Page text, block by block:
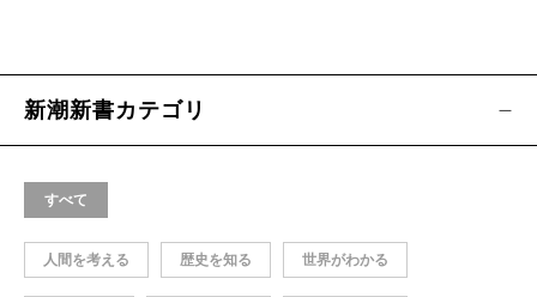
新潮新書カテゴリ
すべて
人間を考える 歴史を知る 世界がわかる